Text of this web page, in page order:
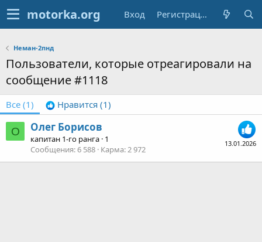
Вход Регистрация
Неман-2пнд
Пользователи, которые отреагировали на
сообщение #1118
Все (1) Нравится (1)
О
13.01.2026
Олег Борисов
капитан 1-го ранга · 1
Сообщения 6 588 Карма 2 972